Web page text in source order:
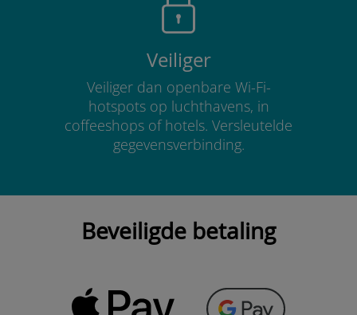
Veiliger
Veiliger dan openbare Wi-Fi-
hotspots op luchthavens, in
coffeeshops of hotels. Versleutelde
gegevensverbinding.
Beveiligde betaling